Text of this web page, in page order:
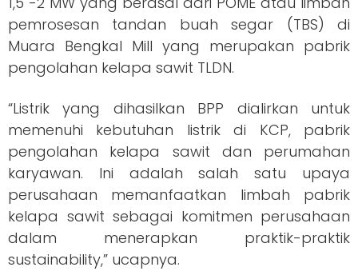
pemrosesan tandan buah segar (TBS) di
Muara Bengkal Mill yang merupakan pabrik
pengolahan kelapa sawit TLDN.
“Listrik yang dihasilkan BPP dialirkan untuk
memenuhi kebutuhan listrik di KCP, pabrik
pengolahan kelapa sawit dan perumahan
karyawan. Ini adalah salah satu upaya
perusahaan memanfaatkan limbah pabrik
kelapa sawit sebagai komitmen perusahaan
dalam menerapkan praktik-praktik
sustainability,” ucapnya.